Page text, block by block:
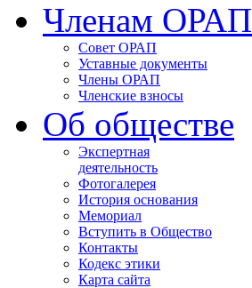
Членам ОРАП
Совет ОРАП
Уставные документы
Члены ОРАП
Членские взносы
Об обществе
Экспертная
деятельность
Фотогалерея
История основания
Мемориал
Вступить в Общество
Контакты
Кодекс этики
Карта сайта